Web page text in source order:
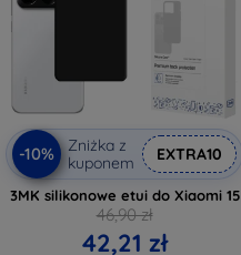
-10%
Zniżka z
kuponem
EXTRA10
3MK silikonowe etui do Xiaomi 15
46,90 zł
42,21 zł